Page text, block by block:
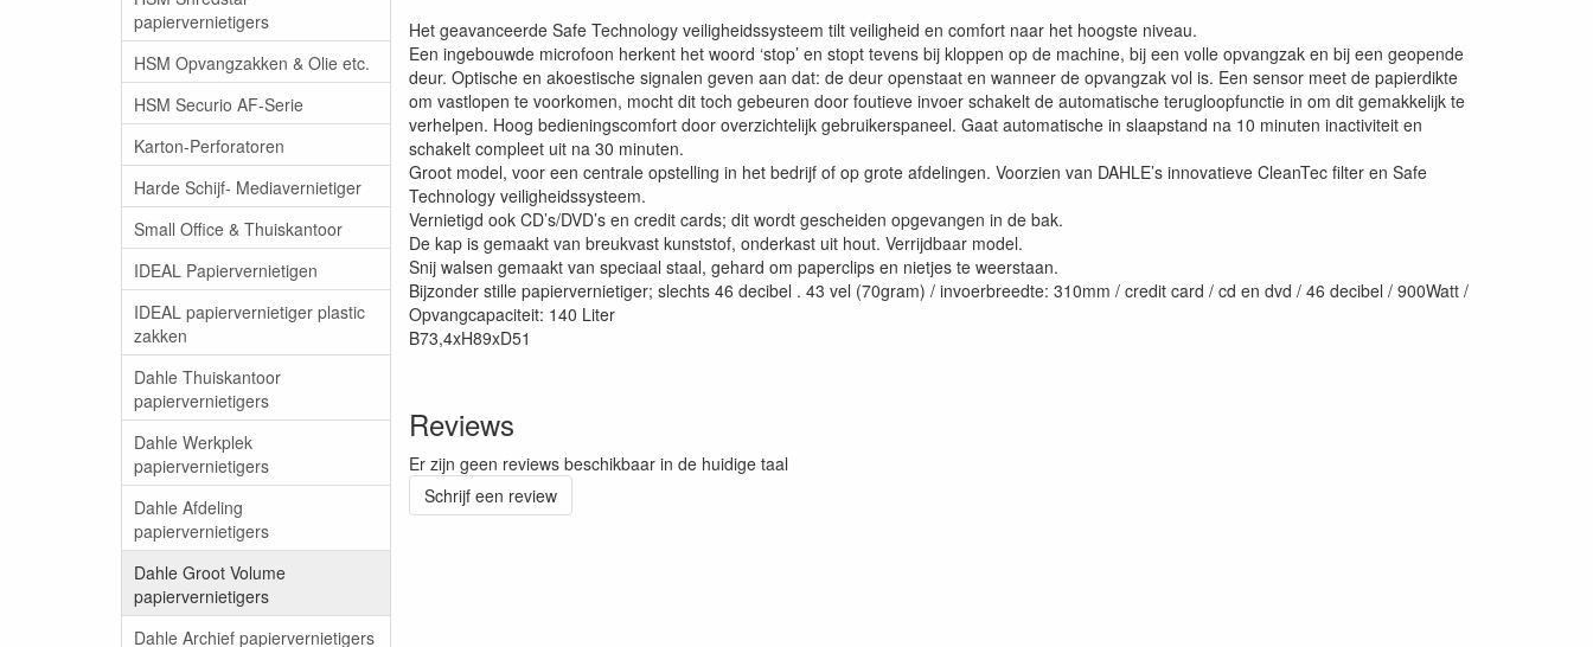
papiervernietigers
HSM Opvangzakken & Olie etc.
HSM Securio AF-Serie
Karton-Perforatoren
Harde Schijf- Mediavernietiger
Small Office & Thuiskantoor
IDEAL Papiervernietigen
IDEAL papiervernietiger plastic
zakken
Dahle Thuiskantoor
papiervernietigers
Dahle Werkplek
papiervernietigers
Dahle Afdeling
papiervernietigers
Dahle Groot Volume
papiervernietigers
Dahle Archief papiervernietigers
Het geavanceerde Safe Technology veiligheidssysteem tilt veiligheid en comfort naar het hoogste niveau.
Een ingebouwde microfoon herkent het woord ‘stop’ en stopt tevens bij kloppen op de machine, bij een volle opvangzak en bij een geopende
deur. Optische en akoestische signalen geven aan dat: de deur openstaat en wanneer de opvangzak vol is. Een sensor meet de papierdikte
om vastlopen te voorkomen, mocht dit toch gebeuren door foutieve invoer schakelt de automatische terugloopfunctie in om dit gemakkelijk te
verhelpen. Hoog bedieningscomfort door overzichtelijk gebruikerspaneel. Gaat automatische in slaapstand na 10 minuten inactiviteit en
schakelt compleet uit na 30 minuten.
Groot model, voor een centrale opstelling in het bedrijf of op grote afdelingen. Voorzien van DAHLE’s innovatieve CleanTec filter en Safe
Technology veiligheidssysteem.
Vernietigd ook CD’s/DVD’s en credit cards; dit wordt gescheiden opgevangen in de bak.
De kap is gemaakt van breukvast kunststof, onderkast uit hout. Verrijdbaar model.
Snij walsen gemaakt van speciaal staal, gehard om paperclips en nietjes te weerstaan.
Bijzonder stille papiervernietiger; slechts 46 decibel . 43 vel (70gram) / invoerbreedte: 310mm / credit card / cd en dvd / 46 decibel / 900Watt /
Opvangcapaciteit: 140 Liter
B73,4xH89xD51
Reviews
Er zijn geen reviews beschikbaar in de huidige taal
Schrijf een review